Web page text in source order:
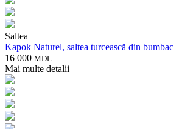
Saltea
Kapok Naturel, saltea turcească din bumbac
16 000 MDL
Mai multe detalii